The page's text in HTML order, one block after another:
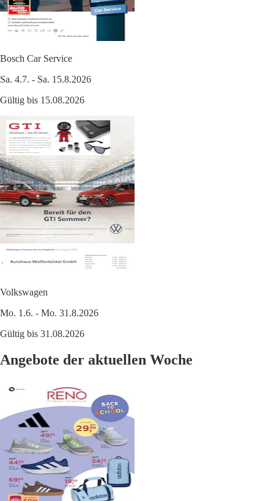
Bosch Car Service
Sa. 4.7. - Sa. 15.8.2026
Gültig bis 15.08.2026
Volkswagen
Mo. 1.6. - Mo. 31.8.2026
Gültig bis 31.08.2026
Angebote der aktuellen Woche